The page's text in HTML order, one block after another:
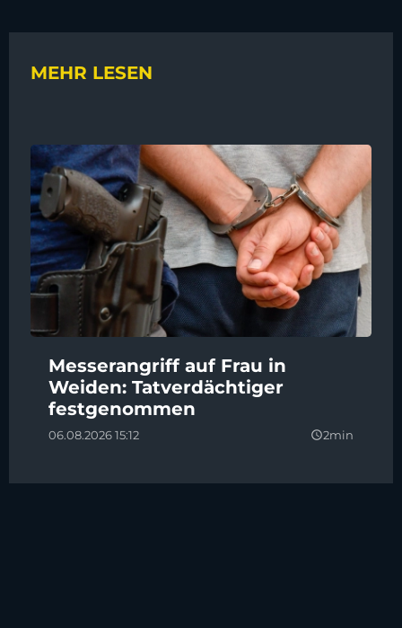
MEHR LESEN
Messerangriff auf Frau in
Weiden: Tatverdächtiger
festgenommen
06.08.2026 15:12 query_builder2min